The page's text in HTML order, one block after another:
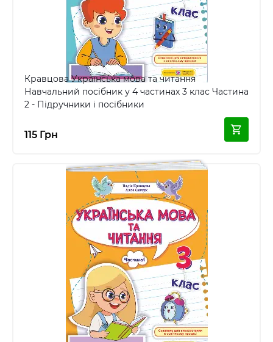
Кравцова Українська мова та читання
Навчальний посібник у 4 частинах 3 клас Частина
2 - Підручники і посібники
115 Грн